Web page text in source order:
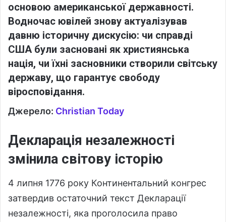
основою американської державності.
Водночас ювілей знову актуалізував
давню історичну дискусію: чи справді
США були засновані як християнська
нація, чи їхні засновники створили світську
державу, що гарантує свободу
віросповідання.
Джерело: Christian Today
Декларація незалежності
змінила світову історію
4 липня 1776 року Континентальний конгрес
затвердив остаточний текст Декларації
незалежності, яка проголосила право